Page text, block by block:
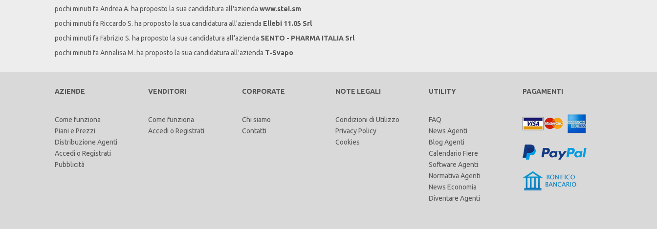
pochi minuti fa Andrea A. ha proposto la sua candidatura all'azienda www.stei.sm
pochi minuti fa Riccardo S. ha proposto la sua candidatura all'azienda Ellebi 11.05 Srl
pochi minuti fa Fabrizio S. ha proposto la sua candidatura all'azienda SENTO - PHARMA ITALIA Srl
pochi minuti fa Annalisa M. ha proposto la sua candidatura all'azienda T-Svapo
AZIENDE
Come funziona
Piani e Prezzi
Distribuzione Agenti
Accedi o Registrati
Pubblicità
VENDITORI
Come funziona
Accedi oRegistrati
CORPORATE
Chi siamo
Contatti
NOTE LEGALI
Condizioni di Utilizzo
Privacy Policy
Cookies
UTILITY
FAQ
News Agenti
Blog Agenti
Calendario Fiere
Software Agenti
Normativa Agenti
News Economia
Diventare Agenti
PAGAMENTI